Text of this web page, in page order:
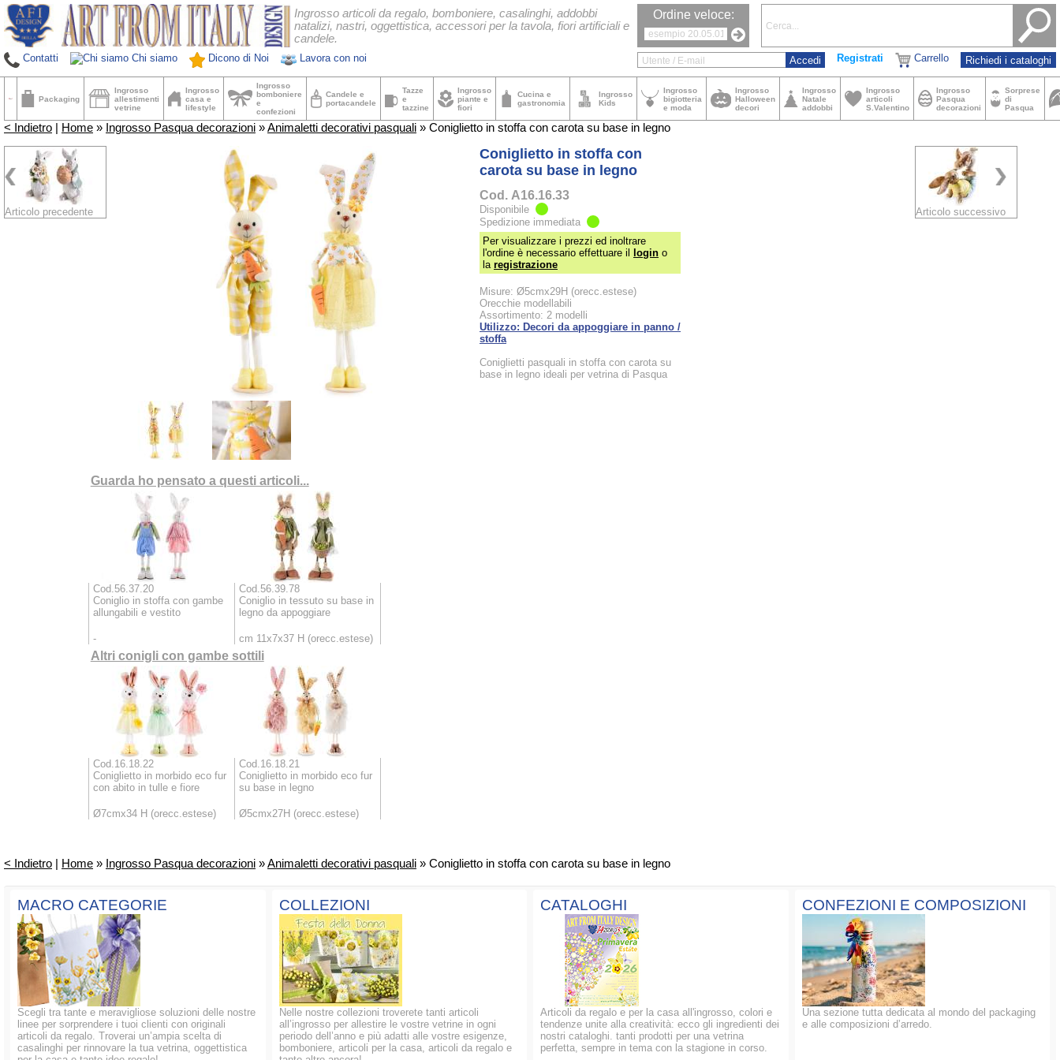
Contatti Chi siamo Dicono di Noi Lavora con noi Registrati Carrello Richiedi i cataloghi
Ingrosso articoli da regalo, bomboniere, casalinghi, addobbi
natalizi, nastri, oggettistica, accessori per la tavola, fiori artificiali e
candele.
Ordine veloce:
Packaging
Ingrosso
allestimenti
vetrine
Ingrosso
casa e
lifestyle
Ingrosso
bomboniere
e
confezioni
Candele e
portacandele
Tazze
e
tazzine
Ingrosso
piante e
fiori
Cucina e
gastronomia
Ingrosso
Kids
Ingrosso
bigiotteria
e moda
Ingrosso
Halloween
decori
Ingrosso
Natale
addobbi
Ingrosso
articoli
S.Valentino
Ingrosso
Pasqua
decorazioni
Sorprese
di
Pasqua
< Indietro Home » Ingrosso Pasqua decorazioni »Animaletti decorativi pasquali » Coniglietto in stoffa con carota su base in legno
Articolo precedente
Coniglietto in stoffa con
carota su base in legno
Cod. A16.16.33
Disponibile
Spedizione immediata
Per visualizzare i prezzi ed inoltrare
l'ordine è necessario effettuare il
login o
la registrazione
Misure: Ø5cmx29H (orecc.estese)
Orecchie modellabili
Assortimento: 2 modelli
Utilizzo: Decori da appoggiare in panno /
stoffa
Coniglietti pasquali in stoffa con carota su
base in legno ideali per vetrina di Pasqua
Articolo successivo
Guarda ho pensato a questi articoli...
Cod.56.37.20
Coniglio in stoffa con gambe
allungabili e vestito
-
Cod.56.39.78
Coniglio in tessuto su base in
legno da appoggiare
cm 11x7x37 H (orecc.estese)
Altri conigli con gambe sottili
Cod.16.18.22
Coniglietto in morbido eco fur
con abito in tulle e fiore
Ø7cmx34 H (orecc.estese)
Cod.16.18.21
Coniglietto in morbido eco fur
su base in legno
Ø5cmx27H (orecc.estese)
< Indietro | Home » Ingrosso Pasqua decorazioni »Animaletti decorativi pasquali » Coniglietto in stoffa con carota su base in legno
MACRO CATEGORIE
Scegli tra tante e meravigliose soluzioni delle nostre
linee per sorprendere i tuoi clienti con originali
articoli da regalo. Troverai un’ampia scelta di
casalinghi per rinnovare la tua vetrina, oggettistica
COLLEZIONI
Nelle nostre collezioni troverete tanti articoli
all’ingrosso per allestire le vostre vetrine in ogni
periodo dell’anno e più adatti alle vostre esigenze,
bomboniere, articoli per la casa, articoli da regalo e
CATALOGHI
Articoli da regalo e per la casa all'ingrosso, colori e
tendenze unite alla creatività: ecco gli ingredienti dei
nostri cataloghi. tanti prodotti per una vetrina
perfetta, sempre in tema con la stagione in corso.
CONFEZIONI E COMPOSIZIONI
Una sezione tutta dedicata al mondo del packaging
e alle composizioni d’arredo.